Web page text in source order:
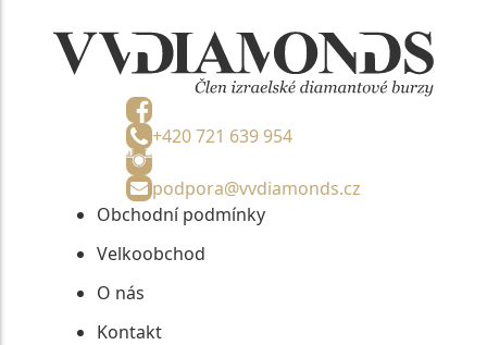
+420 721 639 954
podpora@vvdiamonds.cz
Obchodní podmínky
Velkoobchod
O nás
Kontakt